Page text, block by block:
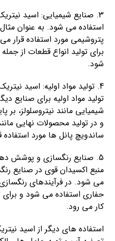
3. صنایع شیمیایی: اسید نیتریک در
استفاده می شود. به عنوان
پتروشیمی مورد استفاده قرار
برای تولید انواع قطعات از
شود.
4. تولید مواد اولیه: اسید
تولید مواد اولیه برای صنایع
شیمیایی مانند نیتروسلولز،
و در تولید محصولات نهایی
ساندویچ پانل ها مورد استفاده
5. صنایع رنگسازی و پوشش
منبع اکسیدان قوی در صنایع
می شود. در فرآیندهای
حفاری استفاده می شود و
کار می رود.
استفاده های دیگر از اسید